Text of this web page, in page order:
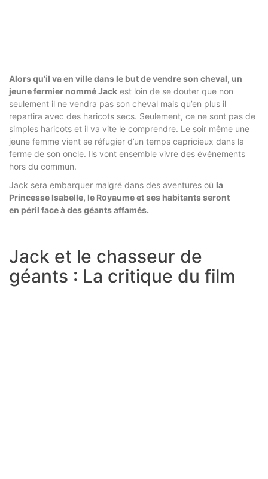
Alors qu’il va en ville dans le but de vendre son cheval, un
jeune fermier nommé Jack est loin de se douter que non
seulement il ne vendra pas son cheval mais qu’en plus il
repartira avec des haricots secs. Seulement, ce ne sont pas de
simples haricots et il va vite le comprendre. Le soir même une
jeune femme vient se réfugier d’un temps capricieux dans la
ferme de son oncle. Ils vont ensemble vivre des événements
hors du commun.
Jack sera embarquer malgré dans des aventures où la
Princesse Isabelle, le Royaume et ses habitants seront
en péril face à des géants affamés.
Jack et le chasseur de
géants : La critique du film